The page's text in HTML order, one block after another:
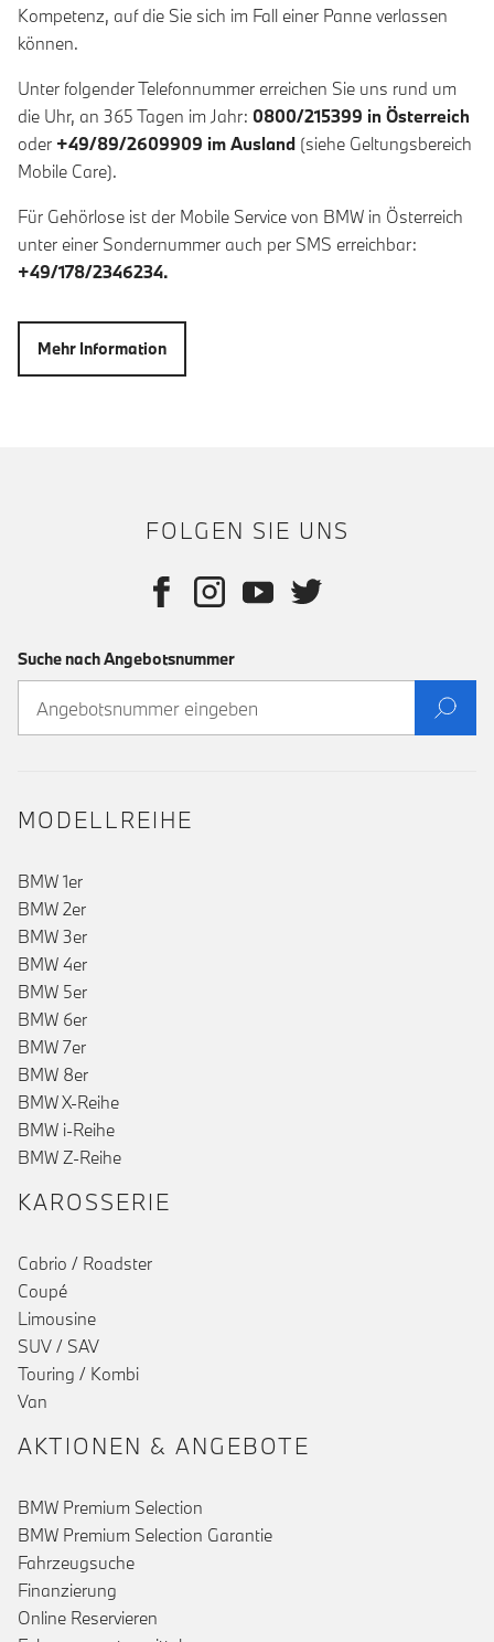
Kompetenz, auf die Sie sich im Fall einer Panne verlassen
können.
Unter folgender Telefonnummer erreichen Sie uns rund um
die Uhr, an 365 Tagen im Jahr: 0800/215399 in Österreich
oder +49/89/2609909 im Ausland (siehe Geltungsbereich
Mobile Care).
Für Gehörlose ist der Mobile Service von BMW in Österreich
unter einer Sondernummer auch per SMS erreichbar:
+49/178/2346234.
Mehr Information
FOLGEN SIE UNS
Suche nach Angebotsnummer
MODELLREIHE
BMW 1er
BMW 2er
BMW 3er
BMW 4er
BMW 5er
BMW 6er
BMW 7er
BMW 8er
BMW X-Reihe
BMW i-Reihe
BMW Z-Reihe
KAROSSERIE
Cabrio / Roadster
Coupé
Limousine
SUV / SAV
Touring / Kombi
Van
AKTIONEN & ANGEBOTE
BMW Premium Selection
BMW Premium Selection Garantie
Fahrzeugsuche
Finanzierung
Online Reservieren